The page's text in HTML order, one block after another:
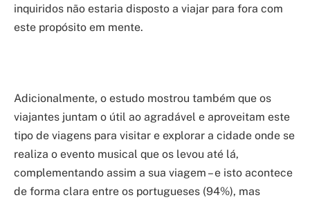
inquiridos não estaria disposto a viajar para fora com
este propósito em mente.
Adicionalmente, o estudo mostrou também que os
viajantes juntam o útil ao agradável e aproveitam este
tipo de viagens para visitar e explorar a cidade onde se
realiza o evento musical que os levou até lá,
complementando assim a sua viagem – e isto acontece
de forma clara entre os portugueses (94%), mas